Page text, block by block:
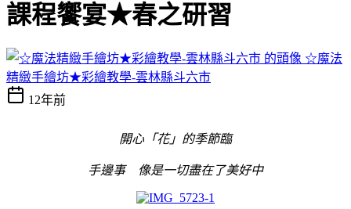
課程饗宴★春之研習
☆魔法
精緻手繪坊★彩繪教學-雲林縣斗六市
12年前
開心「花」的季節臨
手邊事 像是一切盡在了美好中